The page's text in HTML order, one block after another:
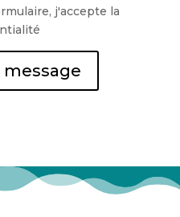
j'accepte la
message